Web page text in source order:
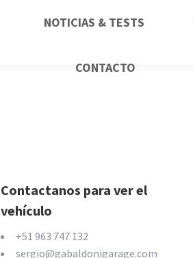
NOTICIAS & TESTS
CONTACTO
Contactanos para ver el
vehículo
+51 963 747 132
sergio@gabaldonigarage.com